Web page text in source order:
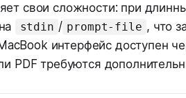
свои сложности: при
stdin / prompt-file , что
интерфейс доступен
PDF требуются